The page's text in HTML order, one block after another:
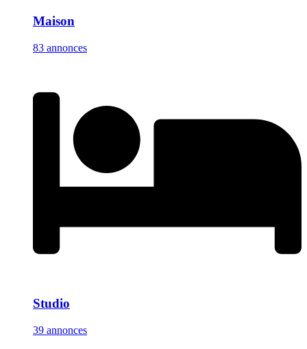
Maison
83 annonces
Studio
39 annonces